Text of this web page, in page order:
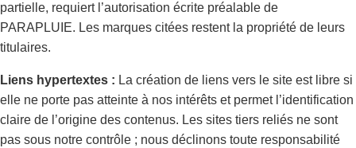
partielle, requiert l’autorisation écrite préalable de
PARAPLUIE. Les marques citées restent la propriété de leurs
titulaires.
Liens hypertextes : La création de liens vers le site est libre si
elle ne porte pas atteinte à nos intérêts et permet l’identification
claire de l’origine des contenus. Les sites tiers reliés ne sont
pas sous notre contrôle ; nous déclinons toute responsabilité